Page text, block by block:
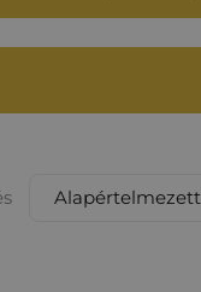
Alapértelmezett